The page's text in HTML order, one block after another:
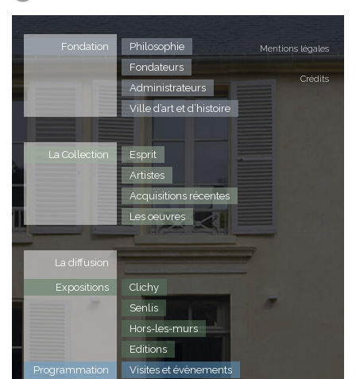
Mentions légales
Crédits
Fondation
Philosophie
Fondateurs
Administrateurs
Ville d’art et d’histoire
La Collection
Esprit
Artistes
Acquisitions récentes
Les oeuvres
La diffusion
Expositions
Clichy
Senlis
Hors-les-murs
Editions
Programmation
Visites et évènements